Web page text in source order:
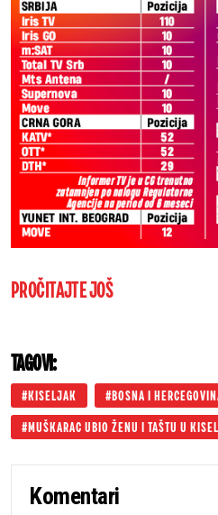
PROČITAJTE JOŠ
TAGOVI:
KISELJAK BOSNA I
MUŠKARAC UBIO ŽENU I TAŠTU U
Komentari